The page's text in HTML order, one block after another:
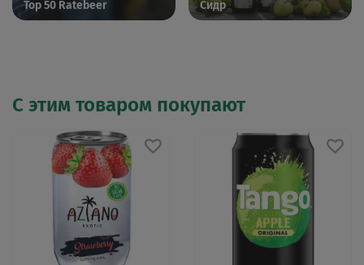
Top 50 Ratebeer Сидр
С этим товаром покупают